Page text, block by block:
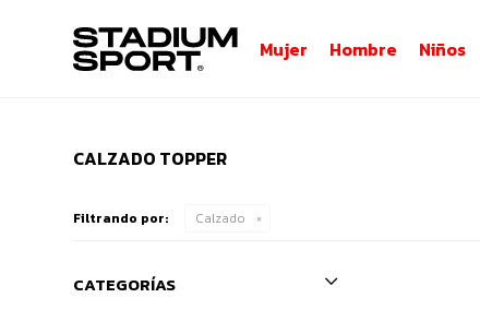
Mujer Hombre Niños
CALZADO TOPPER
Filtrando por: Calzado
CATEGORÍAS